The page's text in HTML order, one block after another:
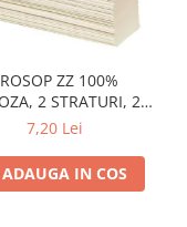
ZZ 100%
2 STRATURI, 200
21.2 CM X 21CM
7,20 Lei
ADAUGA IN COS